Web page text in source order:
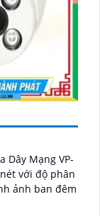
Dây Mạng VP-
với độ phân